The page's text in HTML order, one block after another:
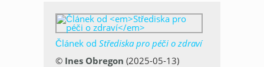
Článek od Střediska pro péči o zdraví
© Ines Obregon (2025-05-13)